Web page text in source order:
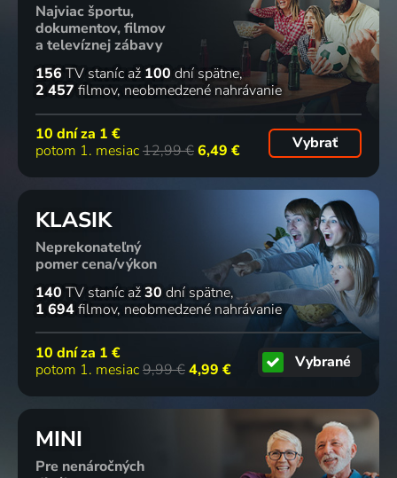
Najviac športu,
dokumentov, filmov
a televíznej zábavy
156 TV staníc až 100 dní spätne
2 457 filmov neobmedzené nahrávanie
10 dní za 1 €
potom 1. mesiac12,99 €6,49 € Vybrať
KLASIK
Neprekonateľný
pomer cena/výkon
140 TV staníc až30 dní spätne
1 694filmov neobmedzené nahrávanie
10 dní za 1 €
potom 1. mesiac9,99 €4,99 € Vybrané
MINI
Pre nenáročných